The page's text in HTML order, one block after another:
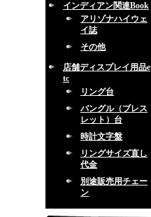
インディアン関連Book
アリゾナハイウェ
イ誌
その他
店舗ディスプレイ用品e
tc
リング台
バングル（ブレス
レット）台
時計文字盤
リングサイズ直し
代金
別途販売用チェー
ン